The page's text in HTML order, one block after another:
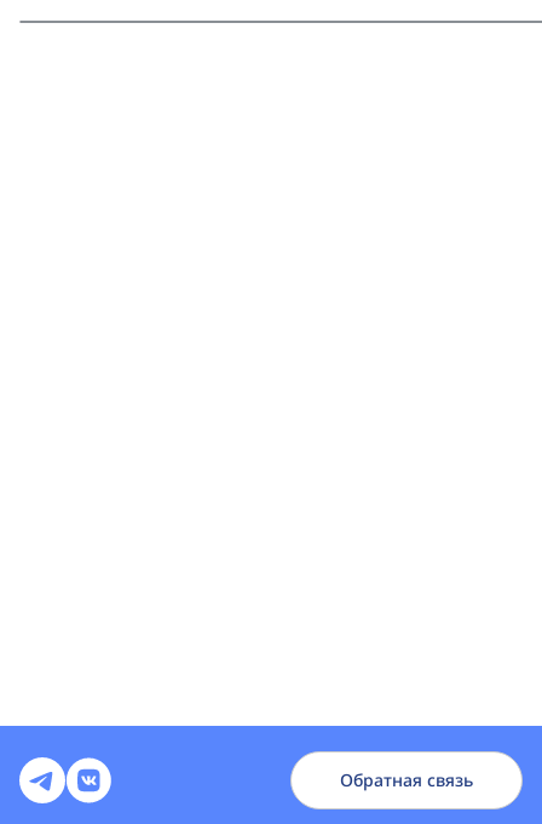
Обратная связь